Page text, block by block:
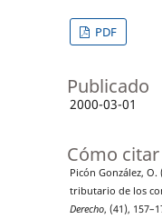
PDF
Publicado
2000-03-01
Cómo citar
Picón González,
tributario de los
Derecho, (41),